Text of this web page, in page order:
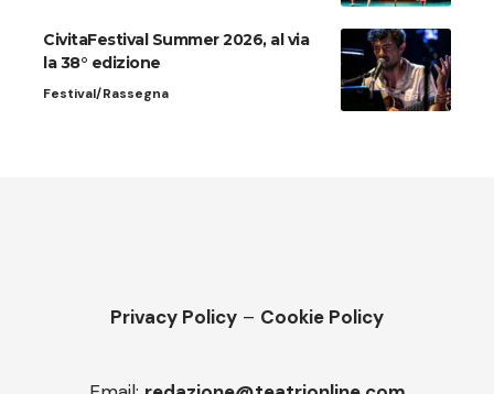
CivitaFestival Summer 2026, al via
la 38° edizione
Festival/Rassegna
Privacy Policy – Cookie Policy